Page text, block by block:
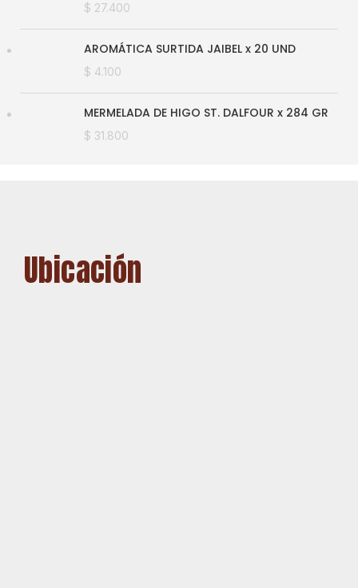
$ 27.400
AROMÁTICA SURTIDA JAIBEL x 20 UND
$ 4.100
MERMELADA DE HIGO ST. DALFOUR x 284 GR
$ 31.800
Ubicación